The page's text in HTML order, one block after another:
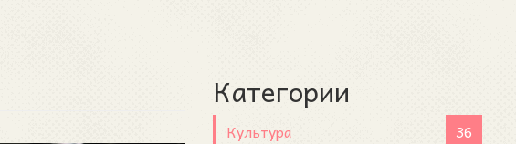
Категории
Культура
36